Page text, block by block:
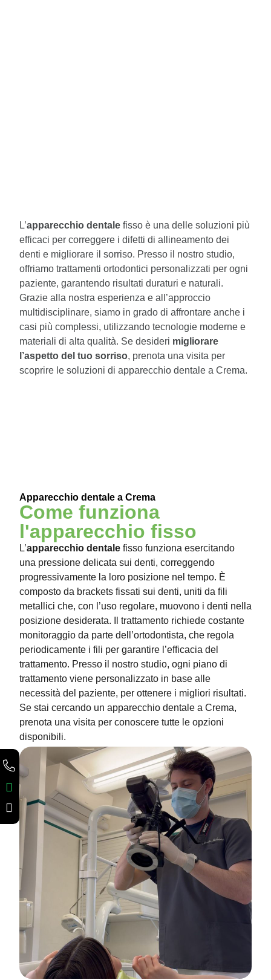
L’apparecchio dentale fisso è una delle soluzioni più
efficaci per correggere i difetti di allineamento dei
denti e migliorare il sorriso. Presso il nostro studio,
offriamo trattamenti ortodontici personalizzati per ogni
paziente, garantendo risultati duraturi e naturali.
Grazie alla nostra esperienza e all’approccio
multidisciplinare, siamo in grado di affrontare anche i
casi più complessi, utilizzando tecnologie moderne e
materiali di alta qualità. Se desideri migliorare
l’aspetto del tuo sorriso, prenota una visita per
scoprire le soluzioni di apparecchio dentale a Crema.
Apparecchio dentale a Crema
Come funziona
l'apparecchio fisso
L’apparecchio dentale fisso funziona esercitando
una pressione delicata sui denti, correggendo
progressivamente la loro posizione nel tempo. È
composto da brackets fissati sui denti, uniti da fili
metallici che, con l’uso regolare, muovono i denti nella
posizione desiderata. Il trattamento richiede costante
monitoraggio da parte dell’ortodontista, che regola
periodicamente i fili per garantire l’efficacia del
trattamento. Presso il nostro studio, ogni piano di
trattamento viene personalizzato in base alle
necessità del paziente, per ottenere i migliori risultati.
Se stai cercando un apparecchio dentale a Crema,
prenota una visita per conoscere tutte le opzioni
disponibili.